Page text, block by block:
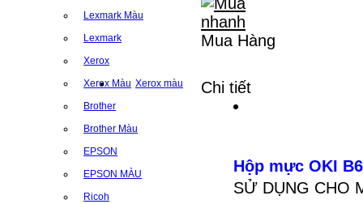
Lexmark Màu
Lexmark
Xerox
Xerox Màu Xerox màu
Brother
Brother Màu
EPSON
EPSON MÀU
Ricoh
Mua Hàng
Chi tiết
Hộp mực OKI
SỬ DỤNG CHO